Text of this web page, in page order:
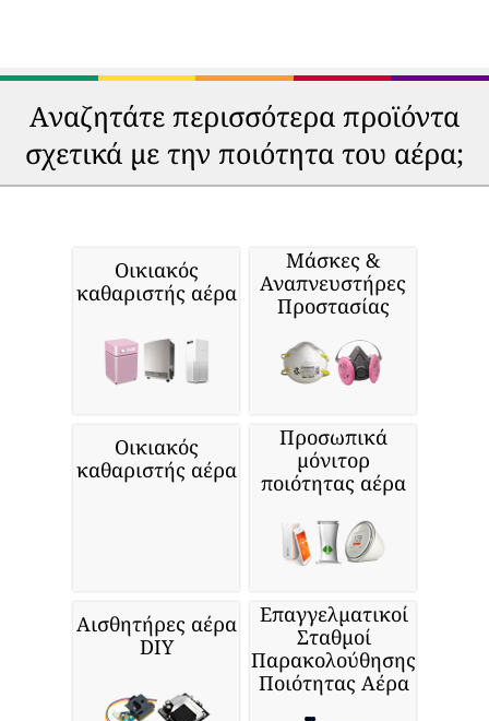
Αναζητάτε περισσότερα προϊόντα
σχετικά με την ποιότητα του αέρα;
Οικιακός
καθαριστής αέρα
Μάσκες &
Αναπνευστήρες
Προστασίας
Οικιακός
καθαριστής αέρα
Προσωπικά
μόνιτορ
ποιότητας αέρα
Αισθητήρες αέρα
DIY
Επαγγελματικοί
Σταθμοί
Παρακολούθησης
Ποιότητας Αέρα